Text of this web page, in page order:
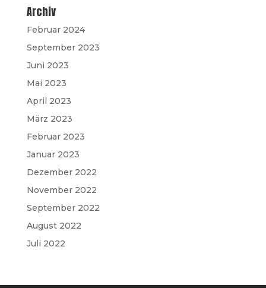
Archiv
Februar 2024
September 2023
Juni 2023
Mai 2023
April 2023
März 2023
Februar 2023
Januar 2023
Dezember 2022
November 2022
September 2022
August 2022
Juli 2022